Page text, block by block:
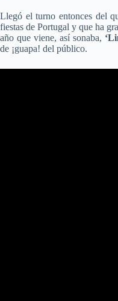
Llegó el turno entonces del
fiestas de Portugal y que ha
año que viene, así sonaba,
de ¡guapa! del público.